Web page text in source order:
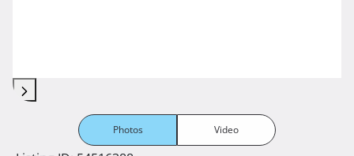
Photos Video